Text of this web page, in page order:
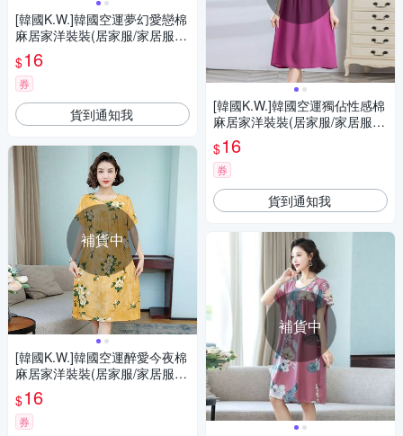
[韓國K.W.]韓國空運夢幻愛戀棉
麻居家洋裝裝(居家服/家居服/
睡衣/睡裙/涼感睡衣)淺綠柳墨
$16
券
貨到通知我
補貨中
[韓國K.W.]韓國空運醉愛今夜棉
麻居家洋裝裝(居家服/家居服/
睡衣/睡裙/涼感睡衣)黃底傾國
$16
券
[韓國K.W.]韓國空運獨佔性感棉
麻居家洋裝裝(居家服/家居服/
睡衣/睡裙/涼感睡衣)紫色
$16
券
貨到通知我
補貨中